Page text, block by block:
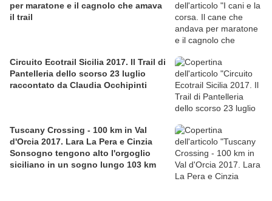
per maratone e il cagnolo che amava
il trail
Circuito Ecotrail Sicilia 2017. Il Trail di
Pantelleria dello scorso 23 luglio
raccontato da Claudia Occhipinti
Tuscany Crossing - 100 km in Val
d'Orcia 2017. Lara La Pera e Cinzia
Sonsogno tengono alto l'orgoglio
siciliano in un sogno lungo 103 km